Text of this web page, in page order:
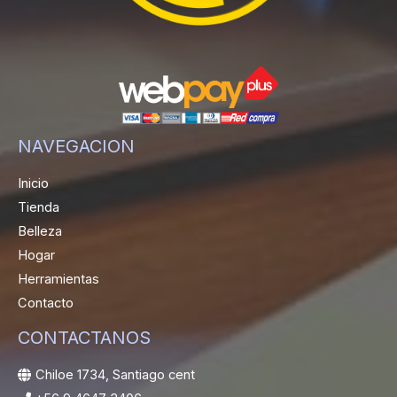
NAVEGACION
Inicio
Tienda
Belleza
Hogar
Herramientas
Contacto
CONTACTANOS
Chiloe 1734, Santiago cent